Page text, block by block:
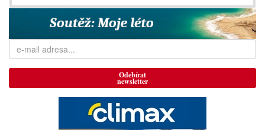
Odebírat
newsletter